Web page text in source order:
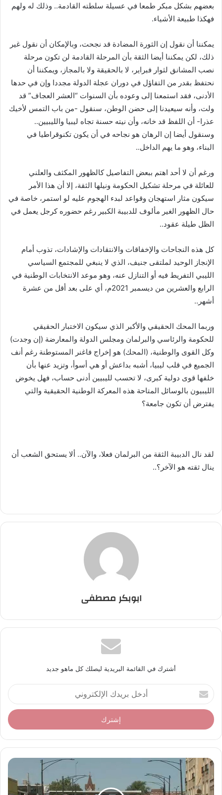
بعضهم بشكل مبكر طمعا في عسيلة سلطته القادمة.. وذلك له ولهم
فهكذا طبيعة الأشياء.
يمكننا أن نقول إن الثورة المضادة قد نجحت، وبالإمكان أن نقول غير
ذلك، لكن يمكننا أيضا الثقة بأن المرحلة القادمة لن تكون مرحلة
نصب المشانق لثوار فبراير، لا بالحقيقة ولا بالمجاز، ويمكننا أن
نحتفظ بقدر من التفاؤل في دوران عجلة الدولة مجددا وإن في حدها
الأدنى، فقد استمعنا إلى وعوده بأن السنوات “العشر العجاف” قد
ولت، وأنه سيعيدنا إلى حضن الوطن، سنقول -من باب التمس لأخيك
عذرا- أن اللفظ قد خانه، وأن نيته حسنة تجاه ليبيا والليبيين..
وسنقول أيضا إن الرهان هو نجاحه في أن يكون تكنوقراطيا في
البناء، وهو ما يهم الداخل..
ورغم أن لا أحد اهتم ببعض التفاصيل كالظهور المكثف والعلني
للعائلة في مرحلة تشكيل الحكومة ونيلها الثقة، إلا أن هذا الأمر
سيكون مثار استهجان وقواعد لبدء الهجوم عليه لو استمر، خاصة في
حال الظهور الغير مألوف للدبيبة الكبير رغم حضوره كرجل يعمل في
الظل طيلة عقود..
كل هذه النجاحات والإخفاقات والانتقادات والإشادات، تذوب أمام
الإنجاز الوحيد لملتقى جنيف، الذي لا ينبغي للمجتمع السياسي
الليبي التفريط فيه أو التنازل عنه، وهو موعد الانتخابات الوطنية في
الرابع والعشرين من ديسمبر 2021م، أي على بعد أقل من عشرة
أشهر..
وربما المحك الحقيقي والأكبر الذي سيكون الاختبار الحقيقي
للحكومة والرئاسي والبرلمان ومجلس الدولة والمعارضة (إن وجدت)
وكل القوى والوطنية، (المحك) هو إخراج فاغنر المستوطنة رغم أنف
الجميع في قلب ليبيا، أشبه بداعش أو هي أسوأ، وتزيد عنها بأن
خلفها قوى دولية كبرى، لا تحسب لليبيين أدنى حساب، فهل يخوض
الليبيون بالوسائل المتاحة هذه المعركة الوطنية الحقيقية والتي
يفترض أن تكون جامعة؟
لقد نال الدبيبة الثقة من البرلمان فعلا، والآن.. ألا يستحق الشعب أن
ينال ثقته هو الآخر؟..
ابوبكر مصطفى
أشترك في القائمة البريدية ليصلك كل ماهو جديد
أ
د
خ
ل
ر
د
ك
ا
ل